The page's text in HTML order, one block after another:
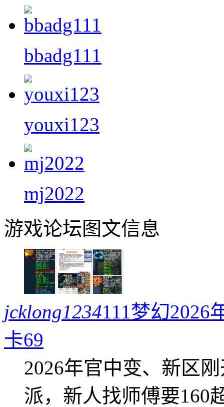
bbadg111
youxi123
mj2022
游戏论坛图文信息
jcklong1234111梦幻2026
卡69
2026年官中变、新区
派，新人找师傅要160